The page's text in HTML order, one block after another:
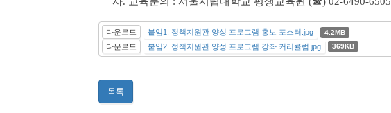
다운로드 붙임1. 정책지원관 양성 프로그램 홍보 포스터.jpg 4.2MB
다운로드 붙임2. 정책지원관 양성 프로그램 강좌 커리큘럼.jpg 369KB
목록